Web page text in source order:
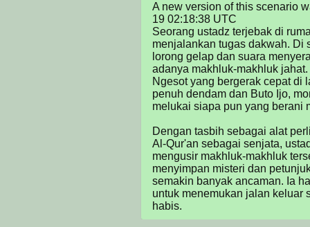
A new version of this scenario
19 02:18:38 UTC
Seorang ustadz terjebak di
menjalankan tugas dakwah. Di
lorong gelap dan suara
adanya makhluk-makhluk
Ngesot yang bergerak cepat di
penuh dendam dan Buto Ijo,
melukai siapa pun yang berani
Dengan tasbih sebagai alat
Al-Qur'an sebagai senjata,
mengusir makhluk-makhluk
menyimpan misteri dan
semakin banyak ancaman. Ia
untuk menemukan jalan keluar
habis.